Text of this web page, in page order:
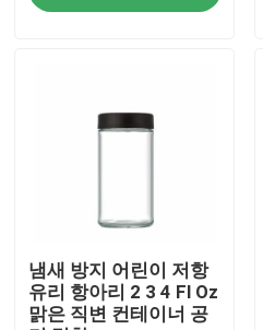
연락주세요
글라스 정광 병
냄새 방지 어린이 저항
유리 항아리 2 3 4 Fl Oz
맑은 직변 컨테이너 공